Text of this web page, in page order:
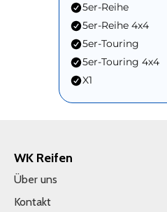
5er-Reihe
5er-Reihe 4x4
5er-Touring
5er-Touring 4x4
X1
WK Reifen
Über uns
Kontakt